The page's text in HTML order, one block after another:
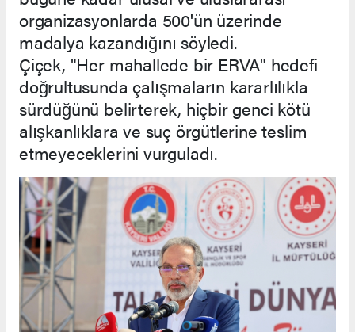
organizasyonlarda 500'ün üzerinde
madalya kazandığını söyledi.
Çiçek, "Her mahallede bir ERVA" hedefi
doğrultusunda çalışmaların kararlılıkla
sürdüğünü belirterek, hiçbir genci kötü
alışkanlıklara ve suç örgütlerine teslim
etmeyeceklerini vurguladı.